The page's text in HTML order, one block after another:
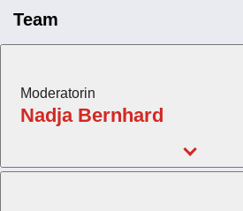
Team
Moderatorin
Nadja Bernhard